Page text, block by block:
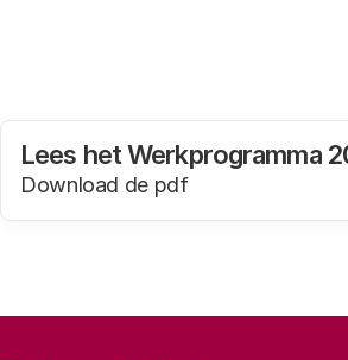
Lees het Werkprogramma
Download de pdf